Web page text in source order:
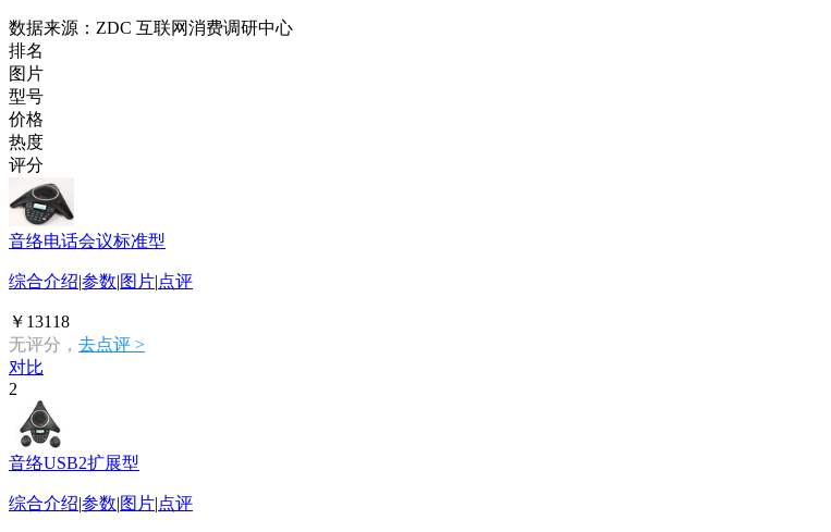
数据来源：ZDC 互联网消费调研中心
排名
图片
型号
价格
热度
评分
音络电话会议标准型
综合介绍|参数|图片|点评
￥13118
无评分， 去点评 >
对比
2
音络USB2扩展型
综合介绍|参数|图片|点评